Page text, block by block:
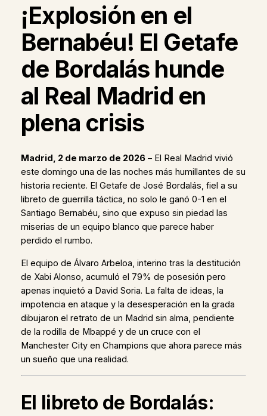
¡Explosión en el
Bernabéu! El Getafe
de Bordalás hunde
al Real Madrid en
plena crisis
Madrid, 2 de marzo de 2026– El Real Madrid vivió
este domingo una de las noches más humillantes de su
historia reciente. El Getafe de José Bordalás, fiel a su
libreto de guerrilla táctica, no solo le ganó 0-1 en el
Santiago Bernabéu, sino que expuso sin piedad las
miserias de un equipo blanco que parece haber
perdido el rumbo.
El equipo de Álvaro Arbeloa, interino tras la destitución
de Xabi Alonso, acumuló el 79% de posesión pero
apenas inquietó a David Soria. La falta de ideas, la
impotencia en ataque y la desesperación en la grada
dibujaron el retrato de un Madrid sin alma, pendiente
de la rodilla de Mbappé y de un cruce con el
Manchester City en Champions que ahora parece más
un sueño que una realidad.
El libreto de Bordalás: